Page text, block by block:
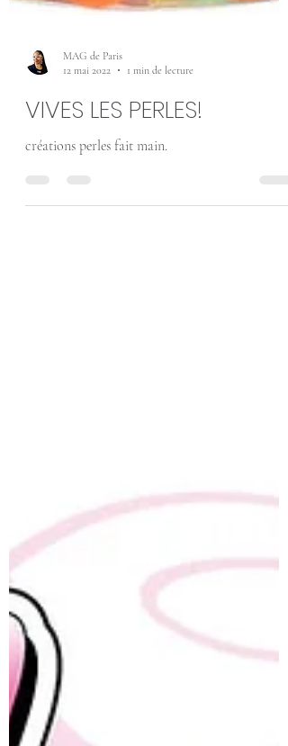
MAG de Paris
12 mai 2022
1 min de lecture
VIVES LES PERLES!